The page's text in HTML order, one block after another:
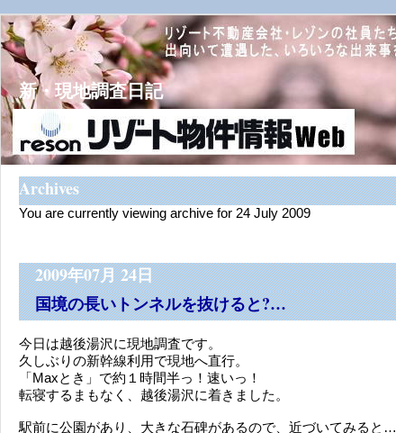
新・現地調査日記
Archives
You are currently viewing archive for 24 July 2009
2009年07月 24日
国境の長いトンネルを抜けると?…
今日は越後湯沢に現地調査です。
久しぶりの新幹線利用で現地へ直行。
「Maxとき」で約１時間半っ！速いっ！
転寝するまもなく、越後湯沢に着きました。
駅前に公園があり、大きな石碑があるので、近づいてみると…